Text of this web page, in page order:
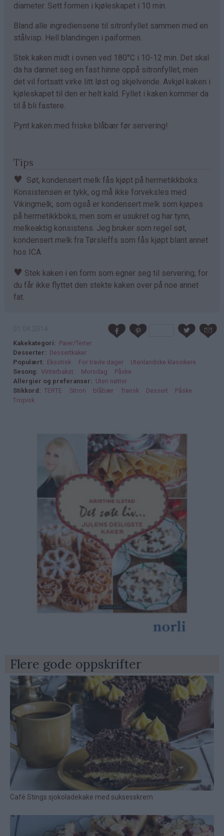
diameter. Sett formen i kjøleskapet i 10 min.
Bland alle ingrediensene til sitronfyllet sammen med en
stålvisp. Hell blandingen i paiformen.
Stek kaken midt i ovnen ved 180°C i 10-12 min. Det skal
da ha dannet seg en fast hinne oppå sitronfyllet, men
det vil fortsatt virke litt løst og skjelvende. Avkjøl kaken i
kjøleskapet til den er helt kald. Fyllet i kaken kommer da
til å bli fastere.
Pynt kaken med friske blåbær før servering!
Tips
♥ Søt, kondensert melk fås kjøpt på hermetikkboks.
Konsistensen er tykk, og må ikke forveksles med
Vikingmelk, som også er kondensert melk som kjøpes
på hermetikkboks, men som er usukret og har tynn,
melkeaktig konsistens. Jeg bruker som regel søt,
kondensert melk fra Tørsleffs som fås kjøpt blant annet
hos ICA.
♥ Stek kaken i en form som egner seg til servering, for
du får ikke flyttet den stekte kaken over på noe annet
fat.
Kakekategori
Paier/Terter
Desserter
Dessertkaker
Populært
Eksotisk For travle dager
Utenlandske klassikere
Sesong
Vinterbakst Morsdag
Påske
Allergier og preferanser
Uten nøtter
Stikkord
TERTE Sitron blåbær fransk Dessert
Påske
Tropisk